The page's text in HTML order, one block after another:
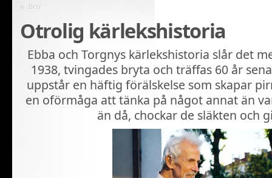
« Brrr
Otrolig kärlekshistoria
Ebba och Torgnys kärlekshistoria slår det
1938, tvingades bryta och träffas 60 år
uppstår en häftig förälskelse som skapar
en oförmåga att tänka på något annat än
än då, chockar de släkten och